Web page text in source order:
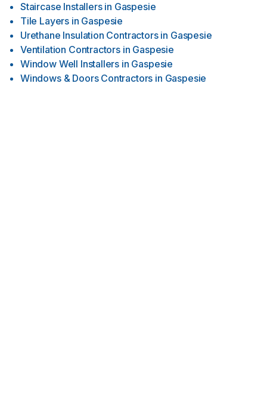
Staircase Installers in Gaspesie
Tile Layers in Gaspesie
Urethane Insulation Contractors in Gaspesie
Ventilation Contractors in Gaspesie
Window Well Installers in Gaspesie
Windows & Doors Contractors in Gaspesie